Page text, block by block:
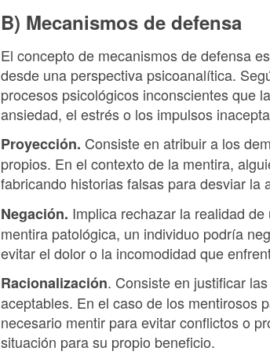
B) Mecanismos de defensa
El concepto de mecanismos de defensa
desde una perspectiva psicoanalítica.
procesos psicológicos inconscientes que
ansiedad, el estrés o los impulsos
Proyección. Consiste en atribuir a los
propios. En el contexto de la mentira,
fabricando historias falsas para desviar la
Negación. Implica rechazar la realidad
mentira patológica, un individuo podría
evitar el dolor o la incomodidad que
Racionalización. Consiste en justificar
aceptables. En el caso de los mentirosos
necesario mentir para evitar conflictos o
situación para su propio beneficio.